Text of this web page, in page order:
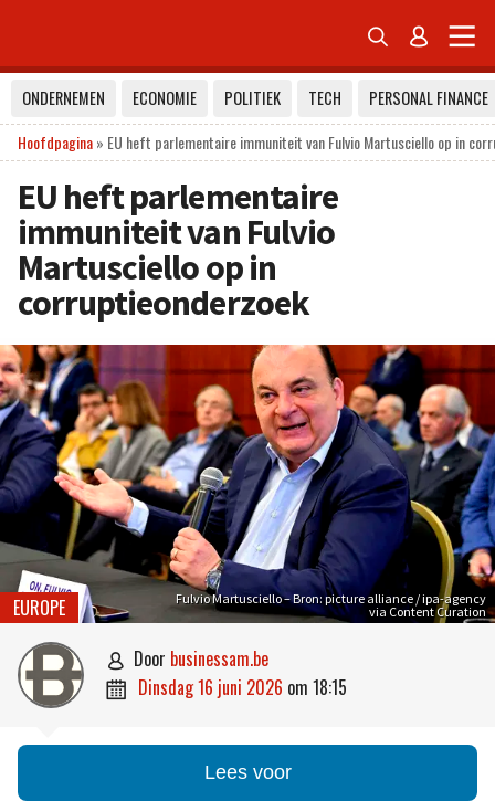
 
ONDERNEMEN ECONOMIE POLITIEK TECH
PERSONAL FINANCE
Hoofdpagina» EU heft parlementaire immuniteit van Fulvio Martusciello op in
EU heft parlementaire
immuniteit van Fulvio
Martusciello op in
corruptieonderzoek
Fulvio Martusciello – Bron: picture alliance / ipa-agency
via Content Curation
EUROPE
 door businessam.be
 dinsdag 16 juni 2026 om 18:15
Lees voor